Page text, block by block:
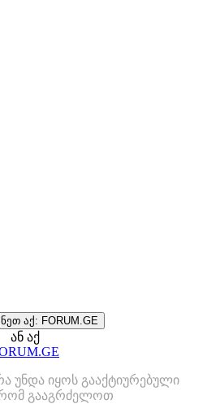
აქ: FORUM.GE
ან აქ
უნდა იყოს გააქტიურებული
რომ გააგრძელოთ